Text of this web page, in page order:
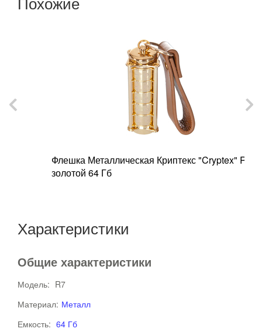
Флешка Металлическая Криптекс "Cryptex" R20
золотой 64 Гб
Характеристики
Общие характеристики
Модель: R7
Материал: Металл
Емкость: 64 Гб